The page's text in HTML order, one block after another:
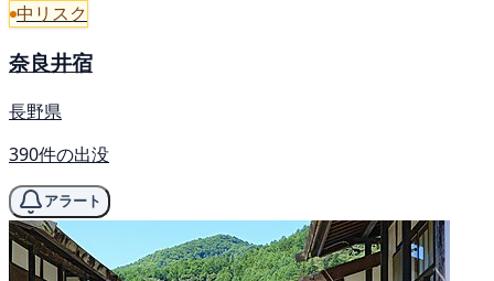
中リスク
奈良井宿
長野県
390件の出没
アラート